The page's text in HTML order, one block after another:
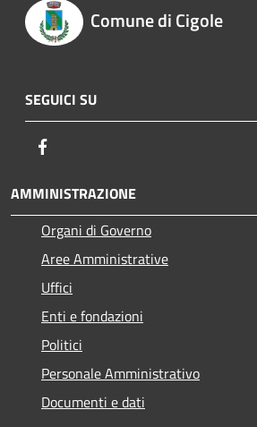
Comune di Cigole
SEGUICI SU
AMMINISTRAZIONE
Organi di Governo
Aree Amministrative
Uffici
Enti e fondazioni
Politici
Personale Amministrativo
Documenti e dati